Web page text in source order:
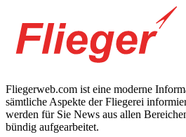
Fliegerweb.com ist eine moderne
sämtliche Aspekte der Fliegerei
werden für Sie News aus allen
bündig aufgearbeitet.